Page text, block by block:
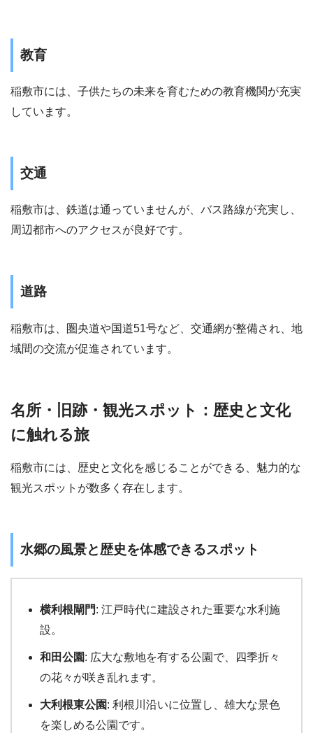
教育
稲敷市には、子供たちの未来を育むための教育機関が充実
しています。
交通
稲敷市は、鉄道は通っていませんが、バス路線が充実し、
周辺都市へのアクセスが良好です。
道路
稲敷市は、圏央道や国道51号など、交通網が整備され、地
域間の交流が促進されています。
名所・旧跡・観光スポット：歴史と文化
に触れる旅
稲敷市には、歴史と文化を感じることができる、魅力的な
観光スポットが数多く存在します。
水郷の風景と歴史を体感できるスポット
横利根閘門: 江戸時代に建設された重要な水利施
設。
和田公園: 広大な敷地を有する公園で、四季折々
の花々が咲き乱れます。
大利根東公園: 利根川沿いに位置し、雄大な景色
を楽しめる公園です。